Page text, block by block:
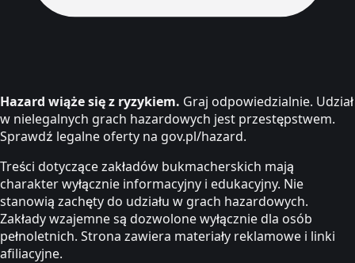
Hazard wiąże się z ryzykiem. Graj odpowiedzialnie. Udział
w nielegalnych grach hazardowych jest przestępstwem.
Sprawdź legalne oferty na gov.pl/hazard.
Treści dotyczące zakładów bukmacherskich mają
charakter wyłącznie informacyjny i edukacyjny. Nie
stanowią zachęty do udziału w grach hazardowych.
Zakłady wzajemne są dozwolone wyłącznie dla osób
pełnoletnich. Strona zawiera materiały reklamowe i linki
afiliacyjne.